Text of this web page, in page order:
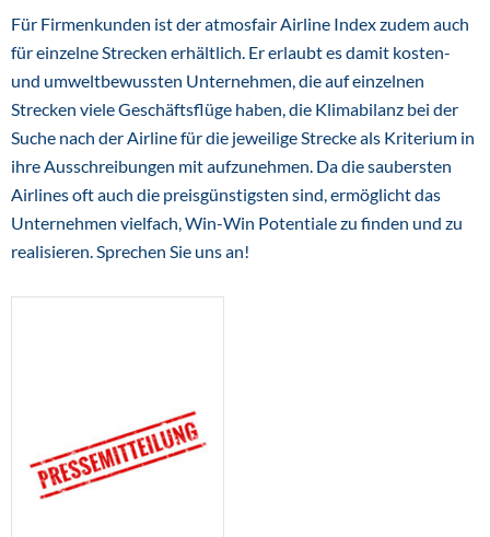
Für Firmenkunden ist der atmosfair Airline Index zudem auch
für einzelne Strecken erhältlich. Er erlaubt es damit kosten-
und umweltbewussten Unternehmen, die auf einzelnen
Strecken viele Geschäftsflüge haben, die Klimabilanz bei der
Suche nach der Airline für die jeweilige Strecke als Kriterium in
ihre Ausschreibungen mit aufzunehmen. Da die saubersten
Airlines oft auch die preisgünstigsten sind, ermöglicht das
Unternehmen vielfach, Win-Win Potentiale zu finden und zu
realisieren. Sprechen Sie uns an!